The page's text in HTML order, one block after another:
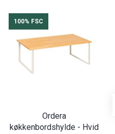
100% FSC
Ordera
køkkenbordshylde - Hvid